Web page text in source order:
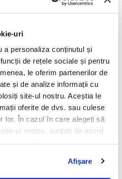
uri
a personaliza conținutul și
de rețele sociale și pentru
le oferim partenerilor de
și de analize informații cu
site-ul nostru. Aceștia le
oferite de dvs. sau culese
lor. În cazul în care alegeți să
ul nostru, sunteți de acord
Afişare
2.495,00 RON
Oliver Peoples OP-13
OV5504U 1731 Black Large
1.625,00 RON
STOC EPUIZAT
ALERTĂ STOC
Orgreen Circle Saga A359